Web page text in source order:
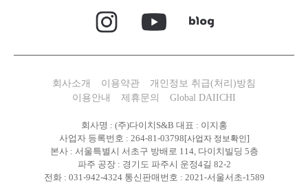
회사소개 이용약관
개인정보 취급(처리)방침
이용안내
제휴문의 Global DAIICHI
회사명 : (주)다이치S&B 대표 : 이지홍
사업자 등록번호 : 264-81-03798[사업자 정보확인]
본사 : 서울특별시 서초구 방배로 114, 다이치빌딩 5층
파주 공장 : 경기도 파주시 운정4길 82-2
전화 : 031-942-4324 통신판매번호 : 2021-서울서초-1589